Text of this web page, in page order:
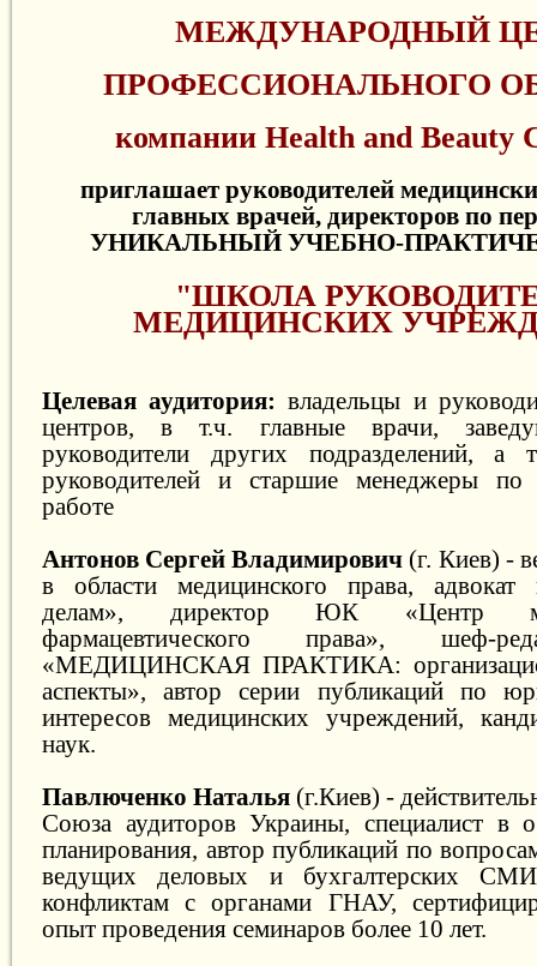
МЕЖДУНАРОДНЫЙ
ПРОФЕССИОНАЛЬНОГО
компании Health and Beauty
приглашает руководителей
главных врачей, директоров по
УНИКАЛЬНЫЙ УЧЕБНО-
"ШКОЛА
МЕДИЦИНСКИХ
Целевая аудитория: владельцы и
центров, в т.ч. главные врачи,
руководители других подразделений, а
руководителей и старшие менеджеры по
работе
Антонов Сергей Владимирович (г. Киев) -
в области медицинского права,
делам», директор ЮК «Центр
фармацевтического права», шеф-
«МЕДИЦИНСКАЯ ПРАКТИКА:
аспекты», автор серии публикаций по
интересов медицинских учреждений,
наук.
Павлюченко Наталья (г.Киев) -
Союза аудиторов Украины, специалист в
планирования, автор публикаций по
ведущих деловых и бухгалтерских
конфликтам с органами ГНАУ,
опыт проведения семинаров более 10 лет.